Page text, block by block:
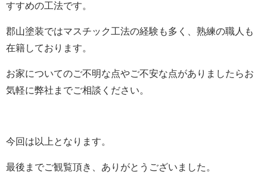
すすめの工法です。
郡山塗装ではマスチック工法の経験も多く、熟練の職人も
在籍しております。
お家についてのご不明な点やご不安な点がありましたらお
気軽に弊社までご相談ください。
今回は以上となります。
最後までご観覧頂き、ありがとうございました。